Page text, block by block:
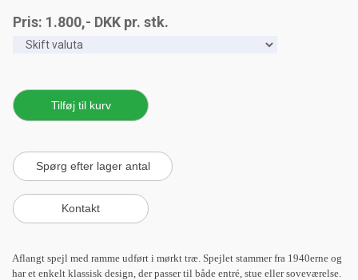
Pris: 1.800,- DKK pr. stk.
Aflangt spejl med ramme udført i mørkt træ. Spejlet stammer fra 1940erne og
har et enkelt klassisk design, der passer til både entré, stue eller soveværelse.